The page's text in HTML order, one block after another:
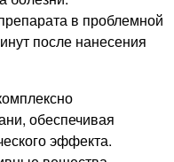
в проблемной
после нанесения
обеспечивая
эффекта.